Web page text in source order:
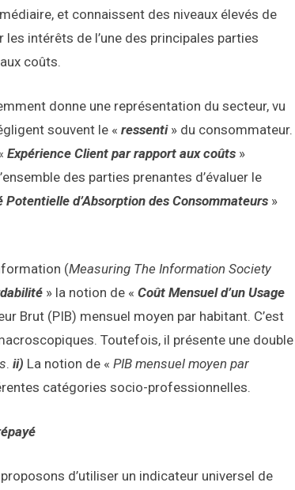
et connaissent des niveaux élevés de
intérêts de l’une des principales parties
coûts.
donne une représentation du secteur, vu
souvent le « ressenti» du consommateur.
Expérience Client par rapport aux coûts »
des parties prenantes d’évaluer le
Potentielle d’Absorption des Consommateurs »
(Measuring The Information Society
» la notion de « Coût Mensuel d’un Usage
Brut (PIB) mensuel moyen par habitant. C’est
Toutefois, il présente une double
. ii) La notion de « PIB mensuel moyen par
catégories socio-professionnelles.
d’utiliser un indicateur universel de